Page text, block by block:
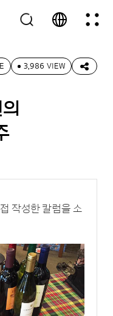
3,986 VIEW
작성한 칼럼을 소